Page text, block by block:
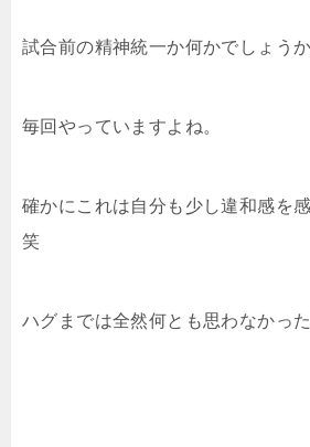
試合前の精神統一か何かでしょうか
毎回やっていますよね。
確かにこれは自分も少し違和感を
笑
ハグまでは全然何とも思わなかっ